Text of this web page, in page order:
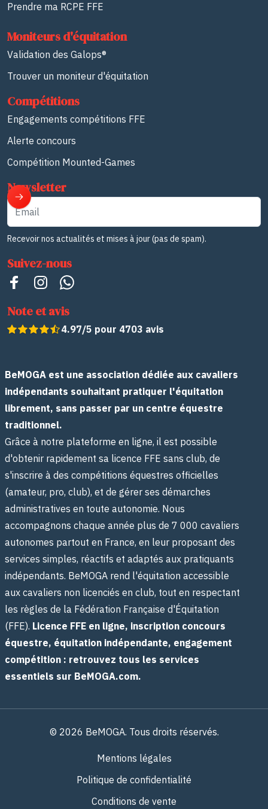
Prendre ma RCPE FFE
Moniteurs d'équitation
Validation des Galops®
Trouver un moniteur d'équitation
Compétitions
Engagements compétitions FFE
Alerte concours
Compétition Mounted-Games
Newsletter
Email
Recevoir nos actualités et mises à jour (pas de spam).
Suivez-nous
Note et avis
4.97/5 pour 4703 avis
BeMOGA est une association dédiée aux cavaliers
indépendants souhaitant pratiquer l'équitation
librement, sans passer par un centre équestre
traditionnel.
Grâce à notre plateforme en ligne, il est possible
d'obtenir rapidement sa licence FFE sans club, de
s'inscrire à des compétitions équestres officielles
(amateur, pro, club), et de gérer ses démarches
administratives en toute autonomie. Nous
accompagnons chaque année plus de 7 000 cavaliers
autonomes partout en France, en leur proposant des
services simples, réactifs et adaptés aux pratiquants
indépendants. BeMOGA rend l'équitation accessible
aux cavaliers non licenciés en club, tout en respectant
les règles de la Fédération Française d'Équitation
(FFE). Licence FFE en ligne, inscription concours
équestre, équitation indépendante, engagement
compétition : retrouvez tous les services
essentiels sur BeMOGA.com.
© 2026 BeMOGA. Tous droits réservés.
Mentions légales
Politique de confidentialité
Conditions de vente